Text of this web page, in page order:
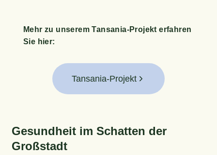
Mehr zu unse­rem Tan­sa­nia-Pro­jekt erfah­ren
Sie hier:
Tansania-Projekt
Gesund­heit im Schat­ten der
Großstadt